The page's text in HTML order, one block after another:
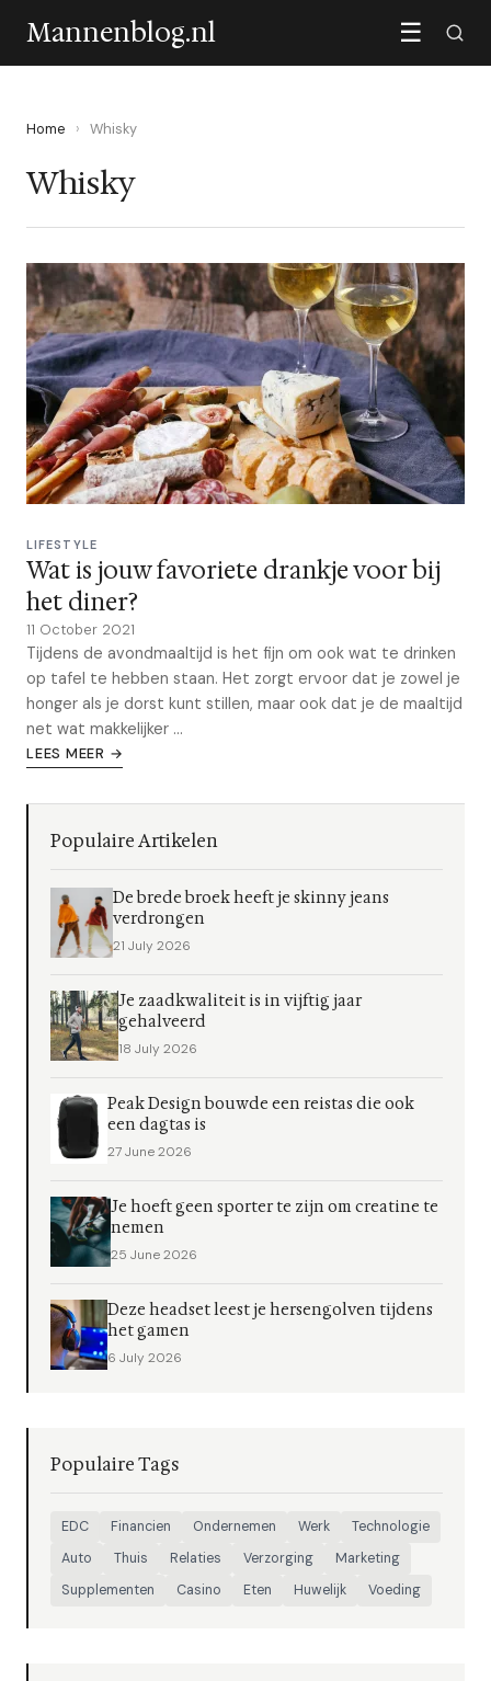
Mannenblog.nl ☰
Home › Whisky
Whisky
LIFESTYLE
Wat is jouw favoriete drankje voor bij
het diner?
11 October 2021
Tijdens de avondmaaltijd is het fijn om ook wat te drinken
op tafel te hebben staan. Het zorgt ervoor dat je zowel je
honger als je dorst kunt stillen, maar ook dat je de maaltijd
net wat makkelijker ...
LEES MEER →
Populaire Artikelen
De brede broek heeft je skinny jeans
verdrongen
21 July 2026
Je zaadkwaliteit is in vijftig jaar
gehalveerd
18 July 2026
Peak Design bouwde een reistas die ook
een dagtas is
27 June 2026
Je hoeft geen sporter te zijn om creatine te
nemen
25 June 2026
Deze headset leest je hersengolven tijdens
het gamen
6 July 2026
Populaire Tags
EDC Financien Ondernemen Werk
Technologie
Auto
Thuis Relaties Verzorging
Marketing
Supplementen
Casino Eten Huwelijk Voeding